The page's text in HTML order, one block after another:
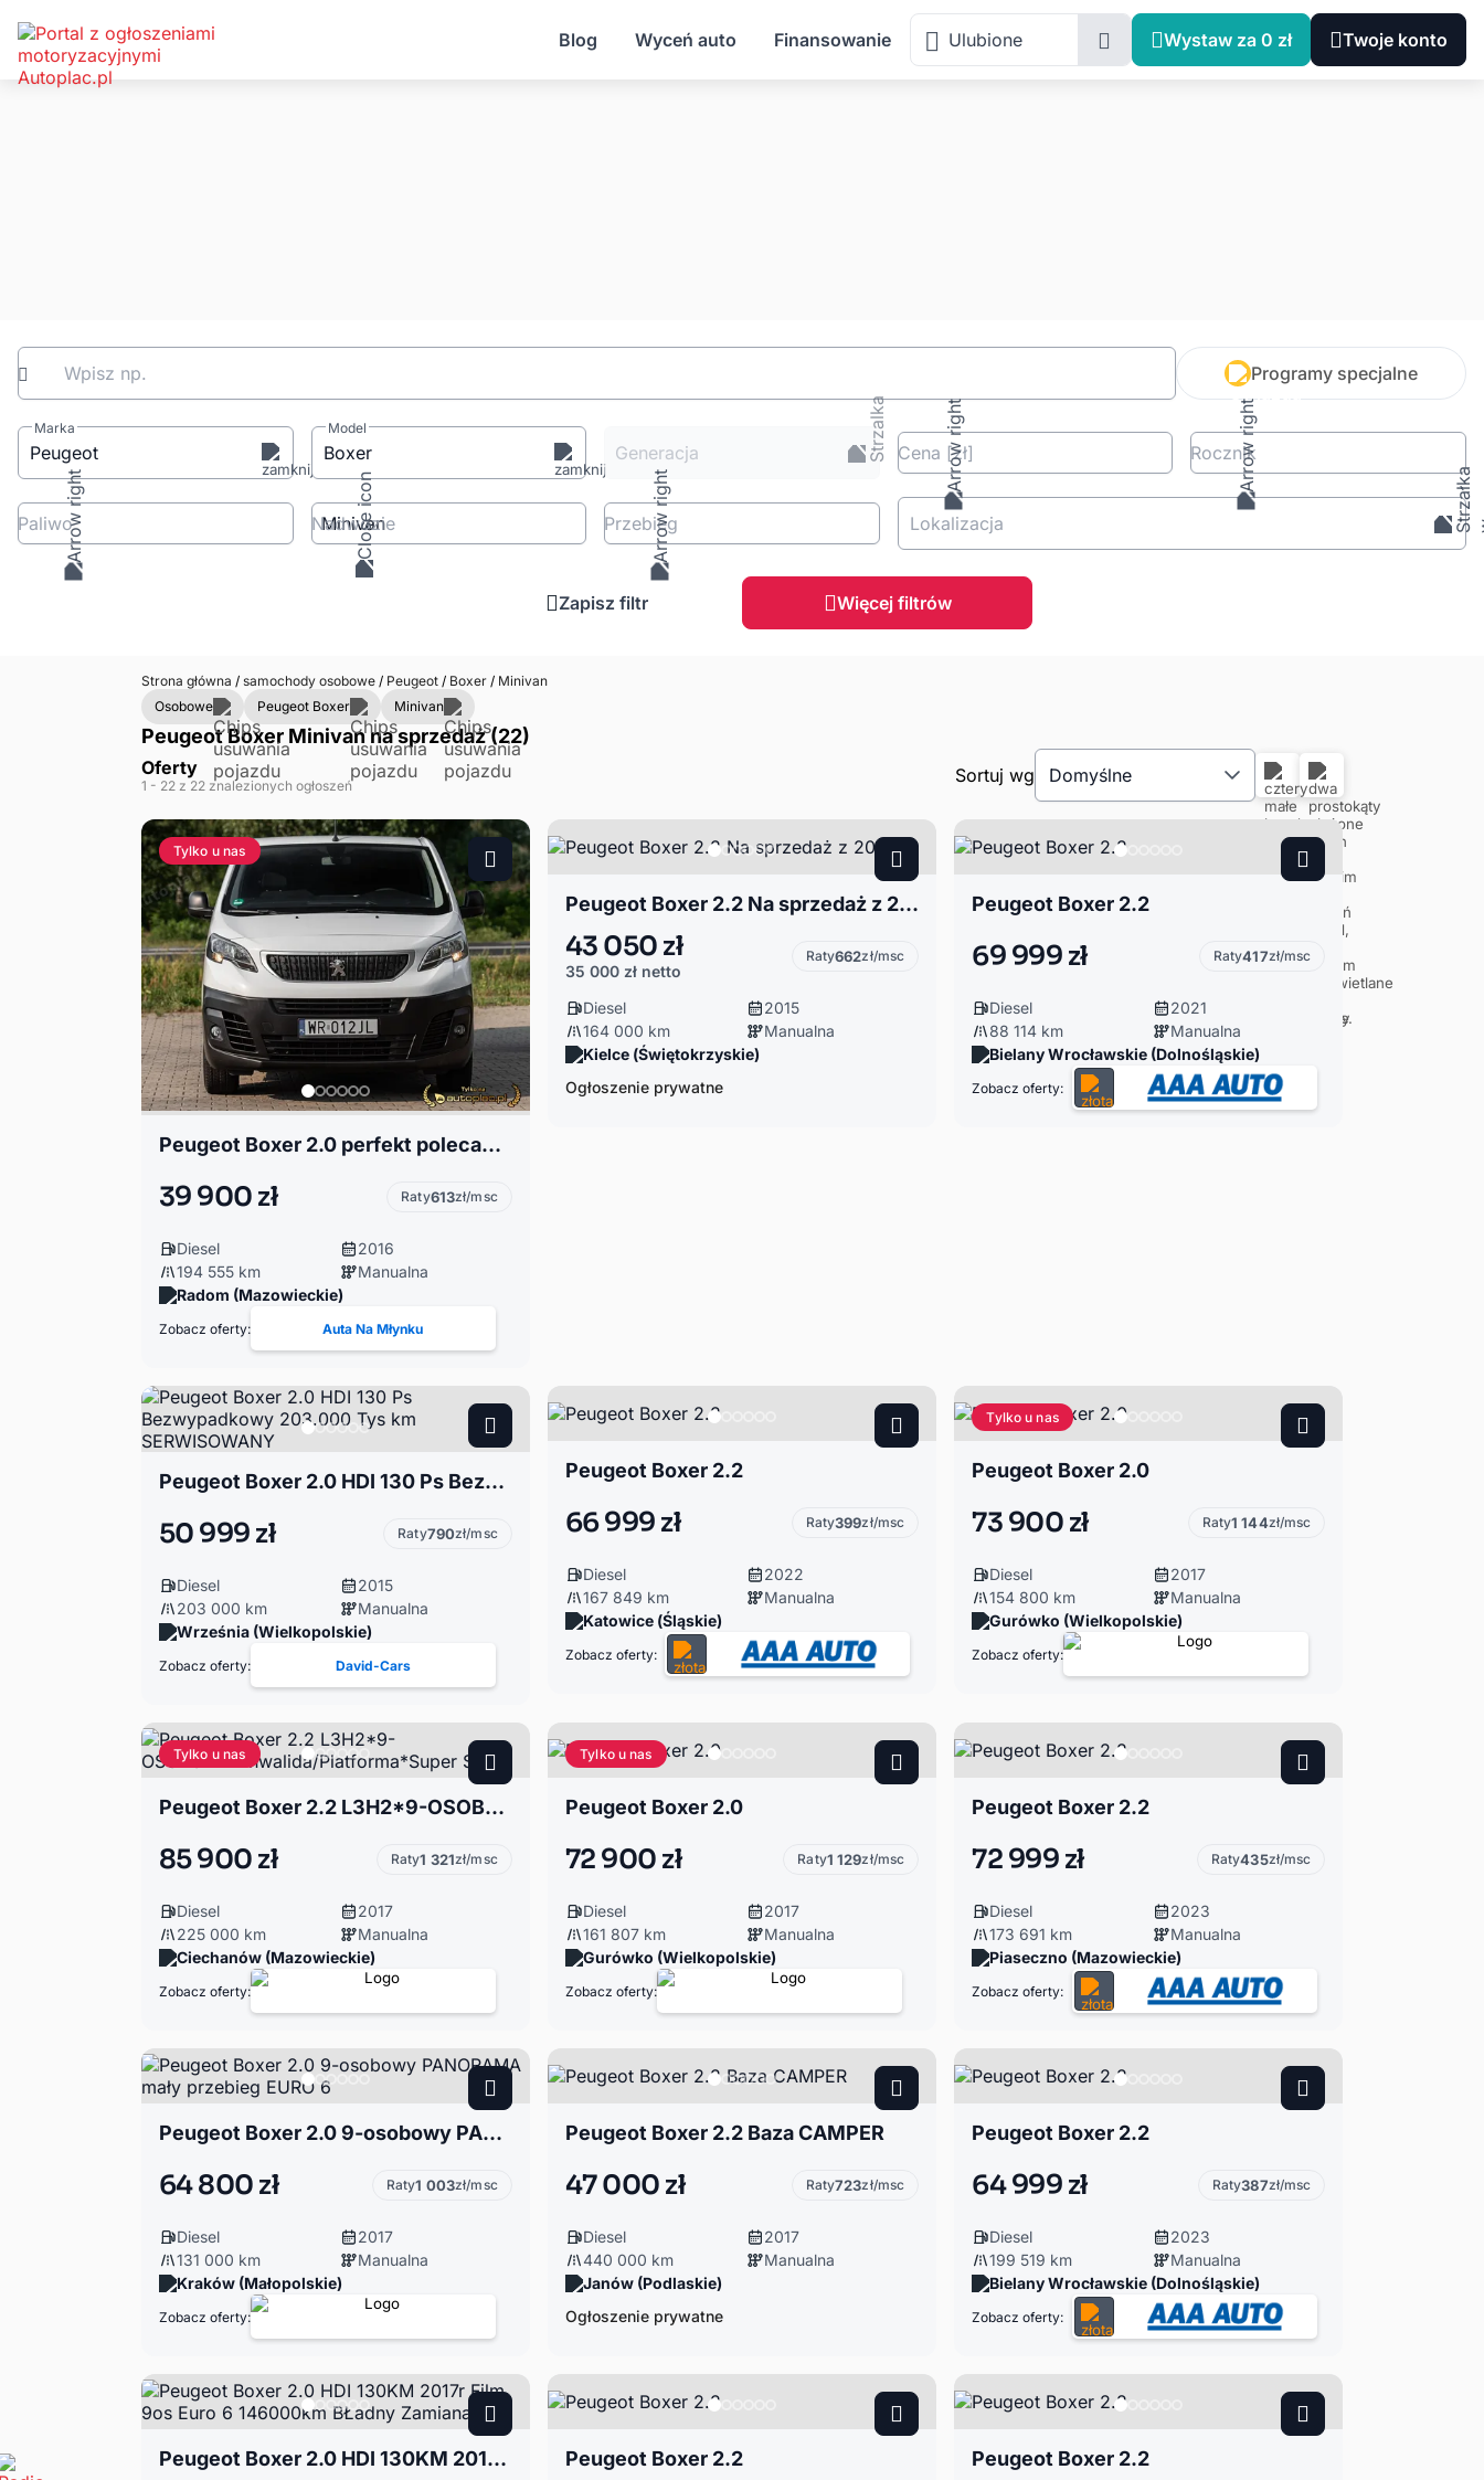
Blog Wyceń auto Finansowanie Ulubione Wystaw za 0 zł Twoje konto
Wpisz np. Programy specjalne
Marka
Peugeot
Model
Boxer Generacja Cena [zł] Rocznik
Paliwo Nadwozie Przebieg Lokalizacja
Zapisz filtr Więcej filtrów
Strona główna /samochody osobowe /Peugeot /Boxer /Minivan
Osobowe
Peugeot Boxer Minivan
Peugeot Boxer Minivan na sprzedaż (22)
Oferty
1 - 22 z 22 znalezionych ogłoszeń Sortuj wg Domyślne
Tylko u nas
Peugeot Boxer 2.0 perfekt polecam zapraszamy
39 900 zł Raty613zł/msc
Diesel
2016
194 555 km
Manualna
Radom (Mazowieckie)
Zobacz oferty: Auta Na Młynku
Peugeot Boxer 2.2 Na sprzedaż z 2015
43 050 zł
35 000 zł netto
Raty662zł/msc
Diesel
2015
164 000 km
Manualna
Kielce (Świętokrzyskie)
Ogłoszenie prywatne
Peugeot Boxer 2.2
69 999 zł Raty417zł/msc
Diesel
2021
88 114 km
Manualna
Bielany Wrocławskie (Dolnośląskie)
Zobacz oferty:
Peugeot Boxer 2.0 HDI 130 Ps Bezwypadkowy 203.000 Tys km SERWISOWANY
50 999 zł Raty790zł/msc
Diesel
2015
203 000 km
Manualna
Września (Wielkopolskie)
Zobacz oferty: David-Cars
Peugeot Boxer 2.2
66 999 zł Raty399zł/msc
Diesel
2022
167 849 km
Manualna
Katowice (Śląskie)
Zobacz oferty:
Tylko u nas
Peugeot Boxer 2.0
73 900 zł Raty1 144zł/msc
Diesel
2017
154 800 km
Manualna
Gurówko (Wielkopolskie)
Zobacz oferty:
Tylko u nas
Peugeot Boxer 2.2 L3H2*9-OSOBOWY+Inwalida/Platforma*Super Stan!
85 900 zł Raty1 321zł/msc
Diesel
2017
225 000 km
Manualna
Ciechanów (Mazowieckie)
Zobacz oferty:
Tylko u nas
Peugeot Boxer 2.0
72 900 zł Raty1 129zł/msc
Diesel
2017
161 807 km
Manualna
Gurówko (Wielkopolskie)
Zobacz oferty:
Peugeot Boxer 2.2
72 999 zł Raty435zł/msc
Diesel
2023
173 691 km
Manualna
Piaseczno (Mazowieckie)
Zobacz oferty:
Peugeot Boxer 2.0 9-osobowy PANORAMA mały przebieg EURO 6
64 800 zł Raty1 003zł/msc
Diesel
2017
131 000 km
Manualna
Kraków (Małopolskie)
Zobacz oferty:
Peugeot Boxer 2.2 Baza CAMPER
47 000 zł Raty723zł/msc
Diesel
2017
440 000 km
Manualna
Janów (Podlaskie)
Ogłoszenie prywatne
Peugeot Boxer 2.2
64 999 zł Raty387zł/msc
Diesel
2023
199 519 km
Manualna
Bielany Wrocławskie (Dolnośląskie)
Zobacz oferty:
Peugeot Boxer 2.0 HDI 130KM 2017r Film 9os Euro 6 146000km BŁadny Zamiana Peugeot Boxer 2.2 Peugeot Boxer 2.2